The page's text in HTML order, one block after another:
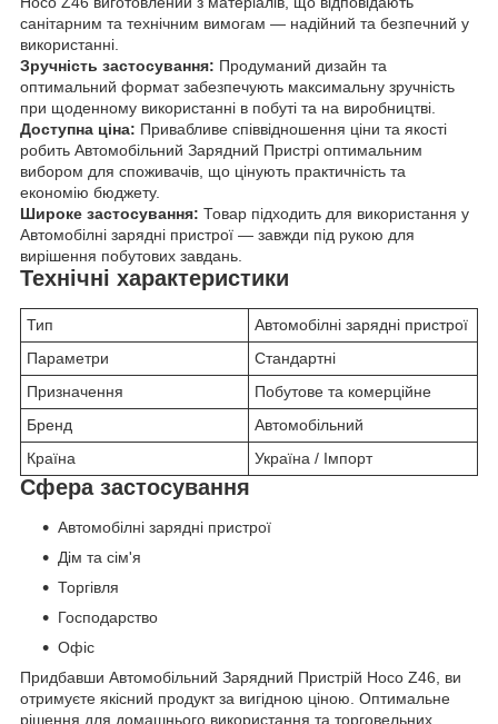
санітарним та технічним вимогам — надійний та безпечний у
використанні.
Зручність застосування: Продуманий дизайн та
оптимальний формат забезпечують максимальну зручність
при щоденному використанні в побуті та на виробництві.
Доступна ціна: Привабливе співвідношення ціни та якості
робить Автомобільний Зарядний Пристрі оптимальним
вибором для споживачів, що цінують практичність та
економію бюджету.
Широке застосування: Товар підходить для використання у
Автомобілні зарядні пристрої — завжди під рукою для
вирішення побутових завдань.
Технічні характеристики
Тип
Автомобілні зарядні пристрої
Параметри
Стандартні
Призначення
Побутове та комерційне
Бренд
Автомобільний
Країна
Україна / Імпорт
Сфера застосування
Автомобілні зарядні пристрої
Дім та сім'я
Торгівля
Господарство
Офіс
Придбавши Автомобільний Зарядний Пристрій Hoco Z46, ви
отримуєте якісний продукт за вигідною ціною. Оптимальне
рішення для домашнього використання та торговельних